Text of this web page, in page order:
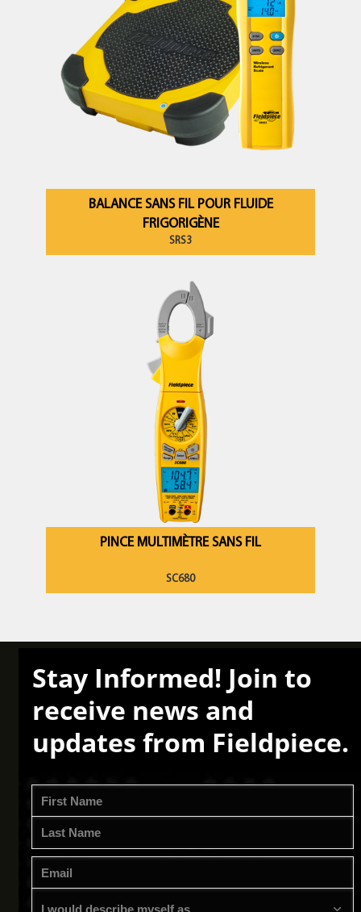
BALANCE SANS FIL POUR FLUIDE
FRIGORIGÈNE
SRS3
PINCE MULTIMÈTRE SANS FIL
SC680